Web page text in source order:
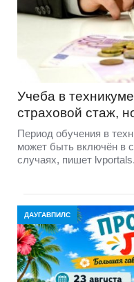
Учеба в
страховой стаж,
Период обучения в
может быть включён в
случаях, пишет
ДАУГАВПИЛС